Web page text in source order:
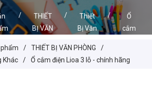
/
THIẾT
BỊ VĂN
/
Thiết
Bị Văn
Khác
/
Ổ
cắm
3 lỗ -
/ THIẾT BỊ VĂN PHÒNG
/
Khác
/ Ổ cắm điện Lioa 3 lỗ - chính hãng